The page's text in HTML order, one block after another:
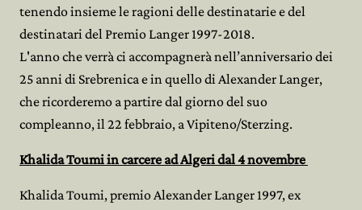
tenendo insieme le ragioni delle destinatarie e del
destinatari del Premio Langer 1997-2018.
L'anno che verrà ci accompagnerà nell’anniversario dei
25 anni di Srebrenica e in quello di Alexander Langer,
che ricorderemo a partire dal giorno del suo
compleanno, il 22 febbraio, a Vipiteno/Sterzing.
Khalida Toumi in carcere ad Algeri dal 4 novembre
Khalida Toumi, premio Alexander Langer 1997, ex